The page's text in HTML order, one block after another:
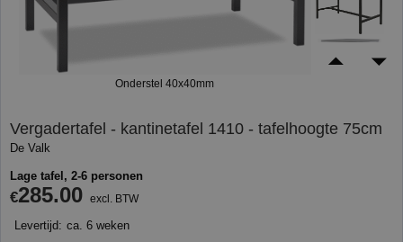
Onderstel 40x40mm
Vergadertafel - kantinetafel 1410 - tafelhoogte 75cm
De Valk
Lage tafel, 2-6 personen
€285.00 excl. BTW
Levertijd: ca. 6 weken